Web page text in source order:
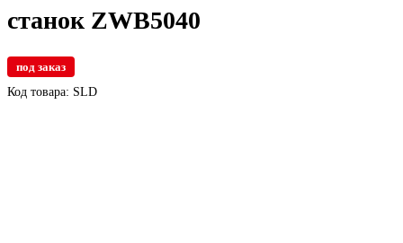
станок ZWB5040
под заказ
Код товара: SLD